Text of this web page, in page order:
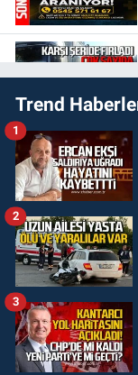
Trend
1
2
3